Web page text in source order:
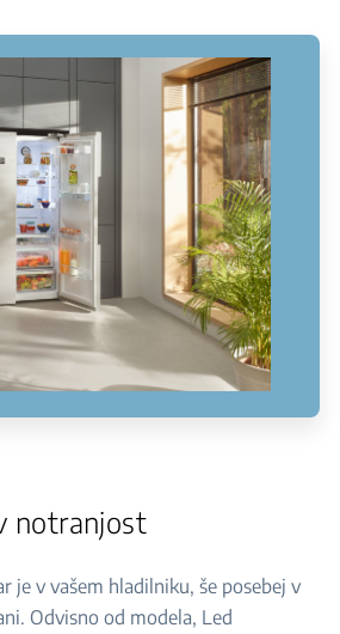
notranjost
je v vašem hladilniku, še posebej v
Odvisno od modela, Led